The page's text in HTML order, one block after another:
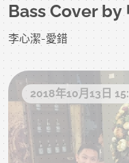
Bass Cover by
李心潔-愛錯
2018年10月13日